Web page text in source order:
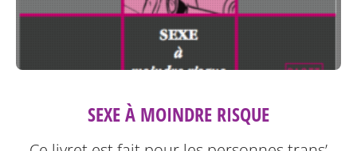
SEXE À MOINDRE RISQUE